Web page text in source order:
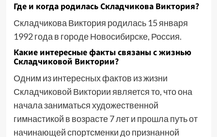
Где и когда родилась Складчикова Виктория?
Складчикова Виктория родилась 15 января
1992 года в городе Новосибирске, Россия.
Какие интересные факты связаны с жизнью
Складчиковой Виктории?
Одним из интересных фактов из жизни
Складчиковой Виктории является то, что она
начала заниматься художественной
гимнастикой в возрасте 7 лет и прошла путь от
начинающей спортсменки до признанной